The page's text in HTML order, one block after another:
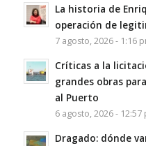
La historia de
operación de
7 agosto, 2026 - 1:16
Críticas a la
grandes obras
al Puerto
6 agosto, 2026 - 12:57
Dragado: dónde